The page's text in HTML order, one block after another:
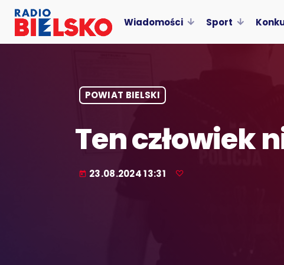
Wiadomości Sport
POWIAT BIELSKI
Ten człowiek
today 23.08.2024 13:31